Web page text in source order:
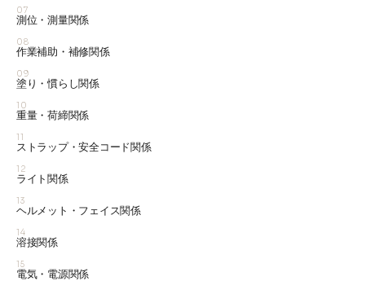
07
測位・測量関係
08
作業補助・補修関係
09
塗り・慣らし関係
10
重量・荷締関係
11
ストラップ・安全コード関係
12
ライト関係
13
ヘルメット・フェイス関係
14
溶接関係
15
電気・電源関係